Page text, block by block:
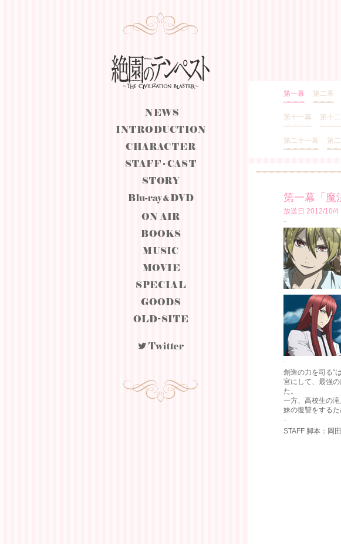
第一幕 第二幕
第十一幕 第十
第二十一幕 第
第一幕「魔
放送日 2012/10/4
創造の力を司る“
宮にして、最強
た。
一方、高校生の
妹の復讐をする
STAFF 脚本：